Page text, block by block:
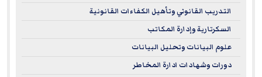
التدريب القانوني وتأهيل الكفاءات القانونية
السكرتارية وإدارة المكاتب
علوم البيانات وتحليل البيانات
دورات وشهادات ادارة المخاطر